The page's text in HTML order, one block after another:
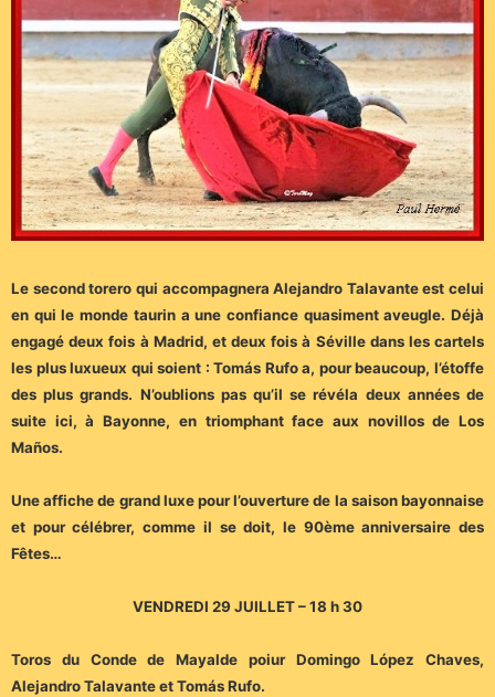
Le second torero qui accompagnera Alejandro Talavante est celui
en qui le monde taurin a une confiance quasiment aveugle. Déjà
engagé deux fois à Madrid, et deux fois à Séville dans les cartels
les plus luxueux qui soient : Tomás Rufo a, pour beaucoup, l’étoffe
des plus grands. N’oublions pas qu’il se révéla deux années de
suite ici, à Bayonne, en triomphant face aux novillos de Los
Maños.
Une affiche de grand luxe pour l’ouverture de la saison bayonnaise
et pour célébrer, comme il se doit, le 90ème anniversaire des
Fêtes…
VENDREDI 29 JUILLET – 18 h 30
Toros du Conde de Mayalde poiur Domingo López Chaves,
Alejandro Talavante et Tomás Rufo.